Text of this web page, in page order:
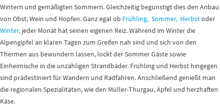
Wintern und gemäßigten Sommern. Gleichzeitig begünstigt dies den Anbau
von Obst, Wein und Hopfen. Ganz egal ob Frühling, Sommer, Herbstoder
Winter, jeder Monat hat seinen eigenen Reiz. Während im Winter die
Alpengipfel an klaren Tagen zum Greifen nah sind und sich von den
Thermen aus bewundern lassen, lockt der Sommer Gäste sowie
Einheimische in die unzähligen Strandbäder. Frühling und Herbst hingegen
sind prädestiniert für Wandern und Radfahren. Anschließend genießt man
die regionalen Spezialitäten, wie den Müller-Thurgau, Äpfel und herzhaften
Käse.